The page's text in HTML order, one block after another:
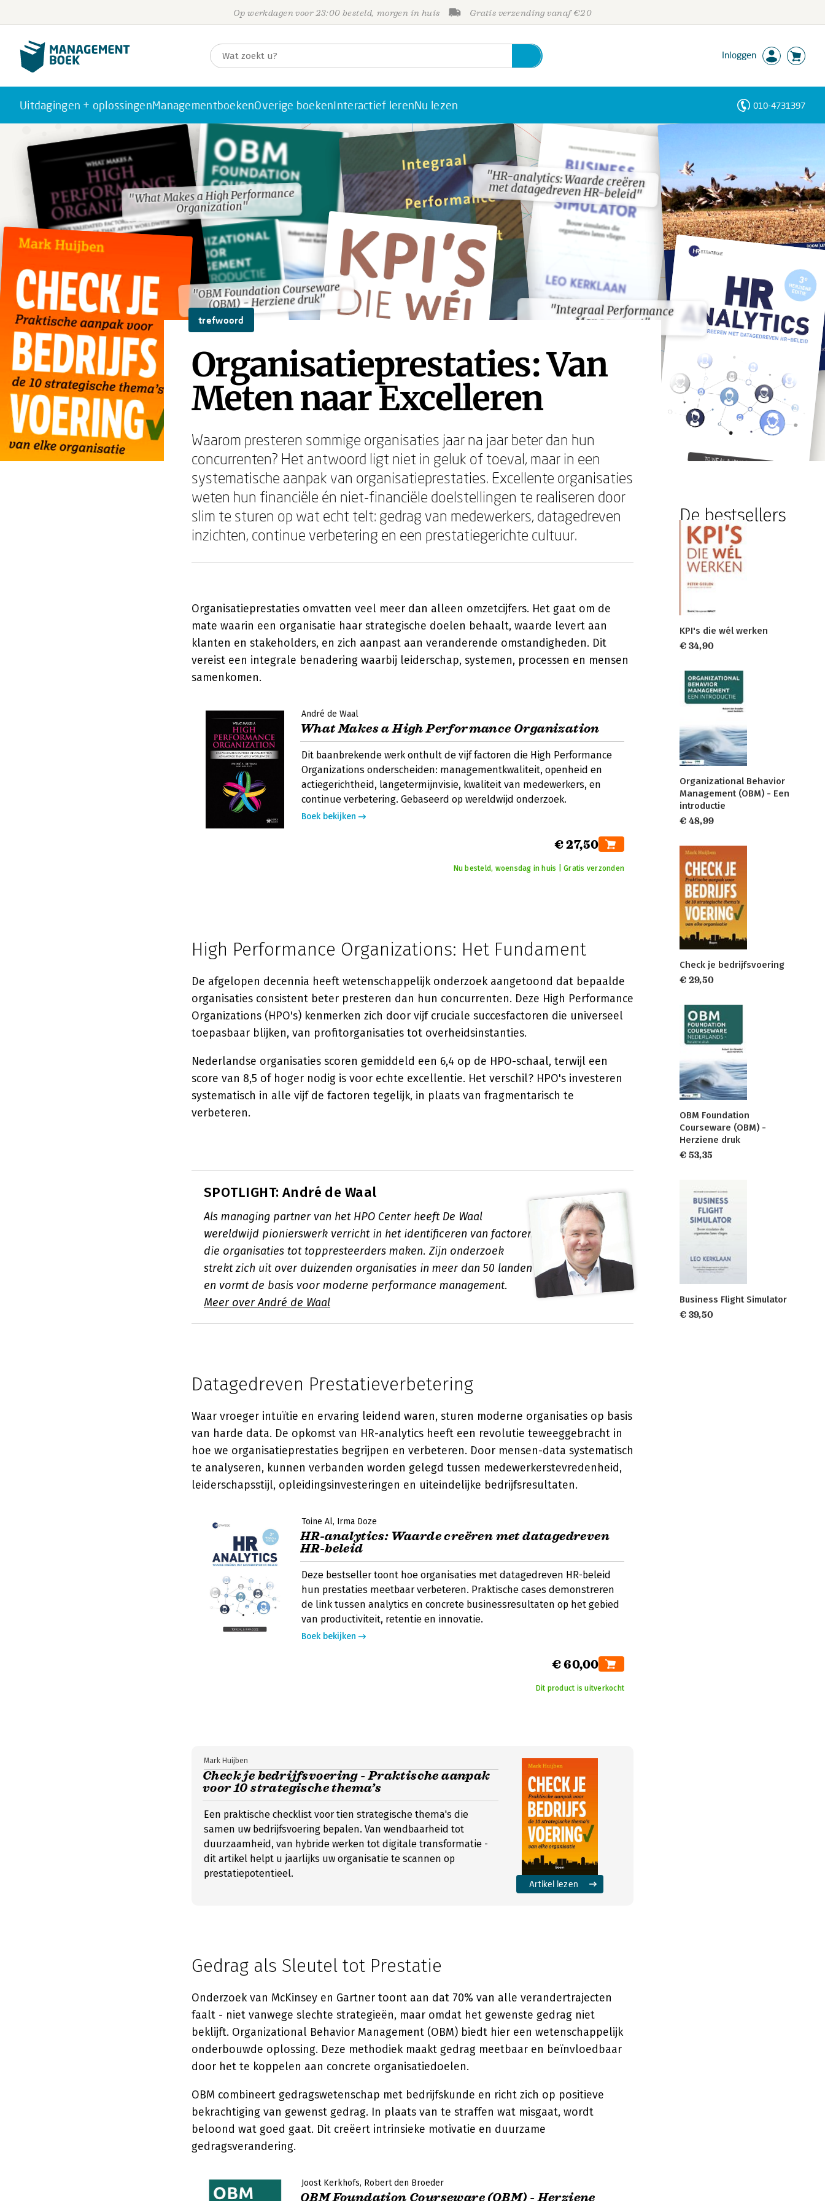
Op werkdagen voor 23:00 besteld, morgen in huis Gratis verzending vanaf €20
Inloggen
Uitdagingen + oplossingenManagementboekenOverige boekenInteractief lerenNu lezen 010-4731397
"What Makes a High Performance
Organization"
"HR-analytics: Waarde creëren
met datagedreven HR-beleid"
"OBM Foundation Courseware
(OBM) - Herziene druk" "Integraal Performance
Management"
"What Makes a High Performance
Organization"
"HR-analytics: Waarde creëren
met datagedreven HR-beleid"
"OBM Foundation Courseware
(OBM) - Herziene druk" "Integraal Performance
Management"
trefwoord
Organisatieprestaties: Van
Meten naar Excelleren
Waarom presteren sommige organisaties jaar na jaar beter dan hun
concurrenten? Het antwoord ligt niet in geluk of toeval, maar in een
systematische aanpak van organisatieprestaties. Excellente organisaties
weten hun financiële én niet-financiële doelstellingen te realiseren door
slim te sturen op wat echt telt: gedrag van medewerkers, datagedreven
inzichten, continue verbetering en een prestatiegerichte cultuur.
Organisatieprestaties omvatten veel meer dan alleen omzetcijfers. Het gaat om de
mate waarin een organisatie haar strategische doelen behaalt, waarde levert aan
klanten en stakeholders, en zich aanpast aan veranderende omstandigheden. Dit
vereist een integrale benadering waarbij leiderschap, systemen, processen en mensen
samenkomen.
André de Waal
What Makes a High Performance Organization
Dit baanbrekende werk onthult de vijf factoren die High Performance
Organizations onderscheiden: managementkwaliteit, openheid en
actiegerichtheid, langetermijnvisie, kwaliteit van medewerkers, en
continue verbetering. Gebaseerd op wereldwijd onderzoek.
Boek bekijken
€ 27,50
Nu besteld, woensdag in huis | Gratis verzonden
High Performance Organizations: Het Fundament
De afgelopen decennia heeft wetenschappelijk onderzoek aangetoond dat bepaalde
organisaties consistent beter presteren dan hun concurrenten. Deze High Performance
Organizations (HPO's) kenmerken zich door vijf cruciale succesfactoren die universeel
toepasbaar blijken, van profitorganisaties tot overheidsinstanties.
Nederlandse organisaties scoren gemiddeld een 6,4 op de HPO-schaal, terwijl een
score van 8,5 of hoger nodig is voor echte excellentie. Het verschil? HPO's investeren
systematisch in alle vijf de factoren tegelijk, in plaats van fragmentarisch te
verbeteren.
SPOTLIGHT: André de Waal
Als managing partner van het HPO Center heeft De Waal
wereldwijd pionierswerk verricht in het identificeren van factoren
die organisaties tot toppresteerders maken. Zijn onderzoek
strekt zich uit over duizenden organisaties in meer dan 50 landen
en vormt de basis voor moderne performance management.
Meer over André de Waal
Datagedreven Prestatieverbetering
Waar vroeger intuïtie en ervaring leidend waren, sturen moderne organisaties op basis
van harde data. De opkomst van HR-analytics heeft een revolutie teweeggebracht in
hoe we organisatieprestaties begrijpen en verbeteren. Door mensen-data systematisch
te analyseren, kunnen verbanden worden gelegd tussen medewerkerstevredenheid,
leiderschapsstijl, opleidingsinvesteringen en uiteindelijke bedrijfsresultaten.
Toine Al Irma Doze
HR-analytics: Waarde creëren met datagedreven
HR-beleid
Deze bestseller toont hoe organisaties met datagedreven HR-beleid
hun prestaties meetbaar verbeteren. Praktische cases demonstreren
de link tussen analytics en concrete businessresultaten op het gebied
van productiviteit, retentie en innovatie.
Boek bekijken
€ 60,00
Dit product is uitverkocht
Check je bedrijfsvoering - Praktische aanpak
voor 10 strategische thema’s
Mark Huijben
Een praktische checklist voor tien strategische thema's die
samen uw bedrijfsvoering bepalen. Van wendbaarheid tot
duurzaamheid, van hybride werken tot digitale transformatie -
dit artikel helpt u jaarlijks uw organisatie te scannen op
prestatiepotentieel.
Artikel lezen
Gedrag als Sleutel tot Prestatie
Onderzoek van McKinsey en Gartner toont aan dat 70% van alle verandertrajecten
faalt - niet vanwege slechte strategieën, maar omdat het gewenste gedrag niet
beklijft. Organizational Behavior Management (OBM) biedt hier een wetenschappelijk
onderbouwde oplossing. Deze methodiek maakt gedrag meetbaar en beïnvloedbaar
door het te koppelen aan concrete organisatiedoelen.
OBM combineert gedragswetenschap met bedrijfskunde en richt zich op positieve
bekrachtiging van gewenst gedrag. In plaats van te straffen wat misgaat, wordt
beloond wat goed gaat. Dit creëert intrinsieke motivatie en duurzame
gedragsverandering.
Joost Kerkhofs Robert den Broeder
OBM Foundation Courseware (OBM) - Herziene
De bestsellers
KPI's die wél werken
€ 34,90
Organizational Behavior
Management (OBM) - Een
introductie
€ 48,99
Check je bedrijfsvoering
€ 29,50
OBM Foundation
Courseware (OBM) -
Herziene druk
€ 53,35
Business Flight Simulator
€ 39,50
Personen
Trefwoorden